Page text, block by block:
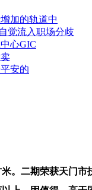
加的轨道中
觉流入职场分歧
心GIC
安的
二期荣获天门市